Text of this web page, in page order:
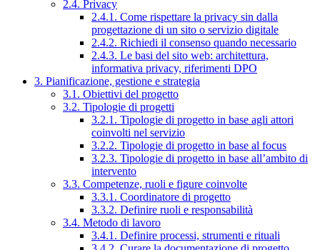
2.4. Privacy
2.4.1. Come rispettare la privacy sin dalla
progettazione di un sito o servizio digitale
2.4.2. Richiedi il consenso quando necessario
2.4.3. Le basi del sito web: architettura,
informativa privacy, riferimenti DPO
3. Pianificazione, gestione e strategia
3.1. Obiettivi del progetto
3.2. Tipologie di progetti
3.2.1. Tipologie di progetto in base agli attori
coinvolti nel servizio
3.2.2. Tipologie di progetto in base al focus
3.2.3. Tipologie di progetto in base all’ambito di
intervento
3.3. Competenze, ruoli e figure coinvolte
3.3.1. Coordinatore di progetto
3.3.2. Definire ruoli e responsabilità
3.4. Metodo di lavoro
3.4.1. Definire processi, strumenti e rituali